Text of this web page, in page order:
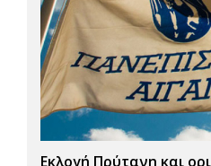
Εκλογή Πρύτανη και